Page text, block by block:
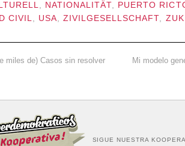
, NATIONALITÄT, PUERTO
CIVIL, USA,ZIVILGESELLSCHAFT,
miles de) Casos sin resolver Mi modelo
SIGUE NUESTRA